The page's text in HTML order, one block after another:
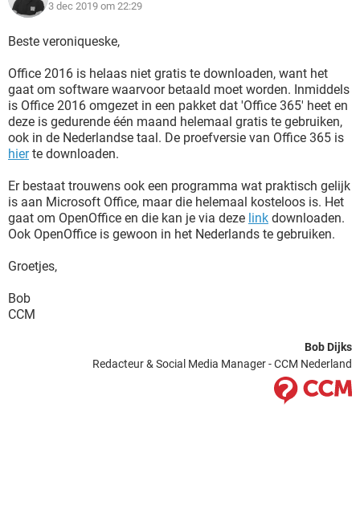
3 dec 2019 om 22:29
Beste veroniqueske,
Office 2016 is helaas niet gratis te downloaden, want het
gaat om software waarvoor betaald moet worden. Inmiddels
is Office 2016 omgezet in een pakket dat 'Office 365' heet en
deze is gedurende één maand helemaal gratis te gebruiken,
ook in de Nederlandse taal. De proefversie van Office 365 is
hierte downloaden.
Er bestaat trouwens ook een programma wat praktisch gelijk
is aan Microsoft Office, maar die helemaal kosteloos is. Het
gaat om OpenOffice en die kan je via deze link downloaden.
Ook OpenOffice is gewoon in het Nederlands te gebruiken.
Groetjes,
Bob
CCM
Bob Dijks
Redacteur & Social Media Manager - CCM Nederland